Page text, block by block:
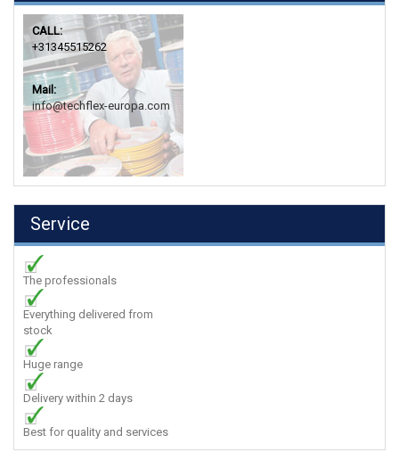
CALL:
+31345515262
Mail:
info@techflex-europa.com
Service
The professionals
Everything delivered from
stock
Huge range
Delivery within 2 days
Best for quality and services